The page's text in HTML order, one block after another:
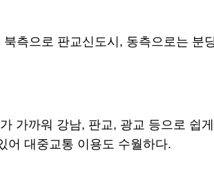
측으로 판교신도시, 동측으로는 분
가까워 강남, 판교, 광교 등으로 쉽
어 대중교통 이용도 수월하다.